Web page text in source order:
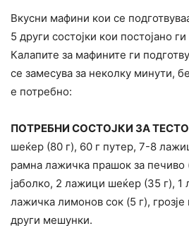
Вкусни мафини кои се
5 други состојки кои постојано
Калапите за мафините ги
се замесува за неколку минути,
е потребно:
ПОТРЕБНИ СОСТОЈКИ ЗА
шеќер (80 г), 60 г путер, 7-8
рамна лажичка прашок за печиво
јаболко, 2 лажици шеќер (35 г), 1
лажичка лимонов сок (5 г),
други мешунки.